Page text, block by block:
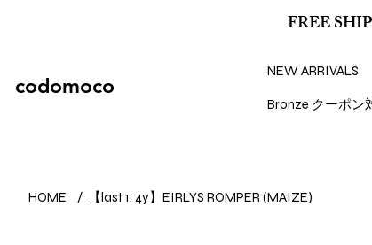
FREE
codomoco
NEW ARRIVALS
Bronze クーポン
HOME / 【last 1: 4y】EIRLYS ROMPER (MAIZE)